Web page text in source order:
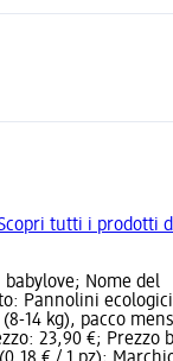
tutti i prodotti
babylove; Nome del
Pannolini
14 kg), pacco
23,90 €; Prezzo